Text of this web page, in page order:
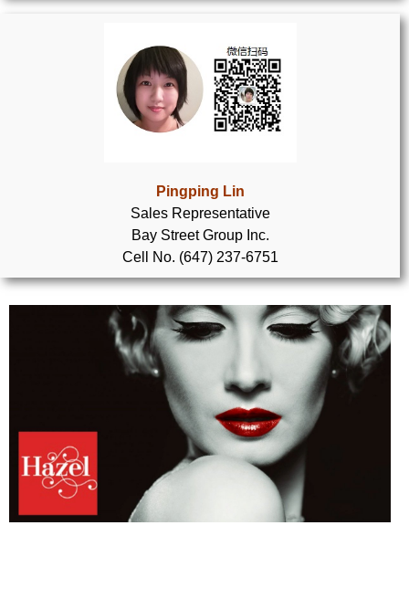
奥克维尔楼花项目
列治文山楼花项目
新居民
留学生指南
实用链接
大多伦多医疗机构
加拿大银行贷款机构
Pingping Lin
Sales Representative
Bay Street Group Inc.
Cell No. (647) 237-6751